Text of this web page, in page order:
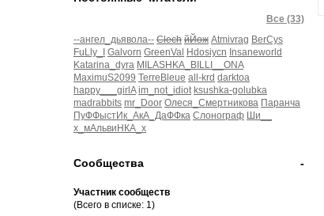
Все (33)
--ангел_дьявола-- Clech йЙож Atmivrag BerCys
FuLly_I
Galvorn GreenVal Hdosiycn Insaneworld
Katarina_dyra MILASHKA_BILLI__ONA
MaximuS2099 TerreBleue all-krd darktoa
happy___girlA im_not_idiot ksushka-golubka
madrabbits mr_Door Олеся_Смертникова Паранча
ПуФФыстИк_АкА_ДаФФка Слонограф Ши__
х_мАльвиНКА_х
-
Сообщества
Участник сообществ
(Всего в списке: 1)